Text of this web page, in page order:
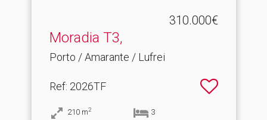
310.000€
Moradia T3,
Porto / Amarante / Lufrei
Ref: 2026TF
210 m2 3